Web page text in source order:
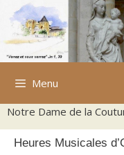
Aller
contenu
Menu
Notre Dame de la
Heures Musicales